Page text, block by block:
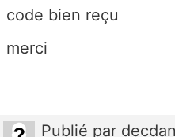
code bien reçu
merci
Publié par decdan